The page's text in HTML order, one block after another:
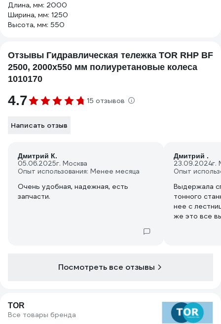
Длина, мм: 2000
Ширина, мм: 1250
Высота, мм: 550
Отзывы Гидравлическая тележка TOR RHP BF
2500, 2000х550 мм полиуретановые колеса
1010170
4.7 15 отзывов
Написать отзыв
Дмитрий К.
05.06.2025г. Москва
Опыт использования: Менее месяца
Очень удобная, надежная, есть
запчасти.
Дмитрий .
23.09.2024г.
Опыт
Выдержала
тонного
нее с
же это все
Посмотреть все отзывы
TOR
Все товары бренда